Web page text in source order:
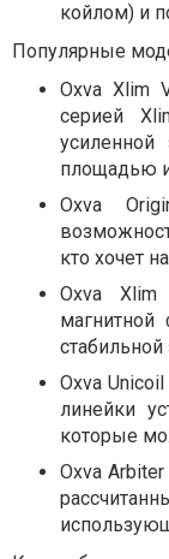
койлом) и
Популярные
Oxva Xlim
серией
площадью
Oxva
кто хочет
Oxva
стабильной
Oxva
линейки
которые
Oxva